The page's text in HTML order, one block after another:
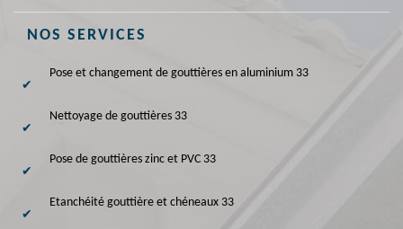
NOS SERVICES
Pose et changement de gouttières en aluminium 33
Nettoyage de gouttières 33
Pose de gouttières zinc et PVC 33
Etanchéité gouttière et chéneaux 33